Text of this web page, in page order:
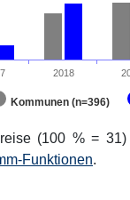
Kommunen (n=396)
2018
(100 % =
Funktionen.